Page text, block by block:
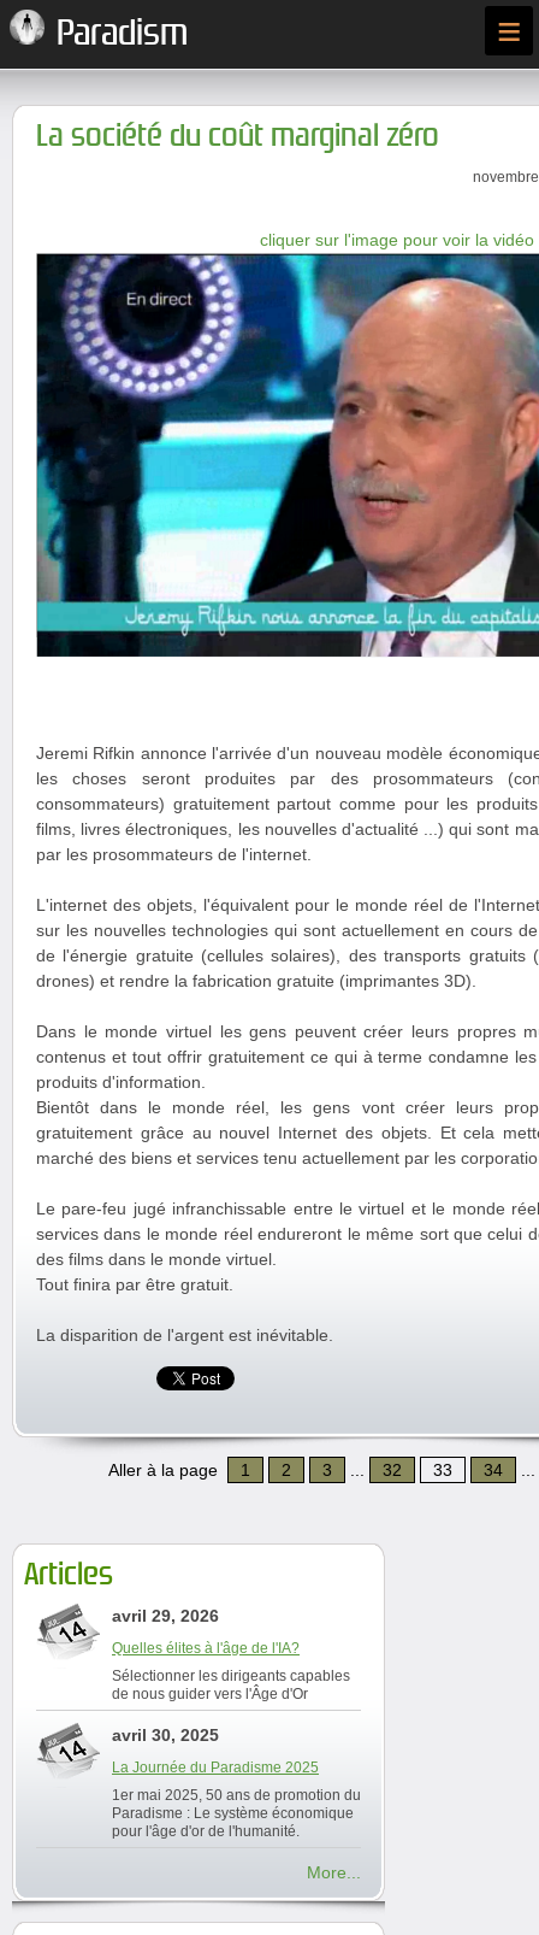
Paradism ≡
La société du coût marginal zéro
cliquer sur l'image pour voir la vidéo
Jeremi Rifkin annonce l'arrivée d'un nouveau modèle
les choses seront produites par des prosommateurs
consommateurs) gratuitement partout comme pour les
films, livres électroniques, les nouvelles d'actualité ...) qui sont
par les prosommateurs de l'internet.
L'internet des objets, l'équivalent pour le monde réel de
sur les nouvelles technologies qui sont actuellement en cours
de l'énergie gratuite (cellules solaires), des transports gratuits
drones) et rendre la fabrication gratuite (imprimantes 3D).
Dans le monde virtuel les gens peuvent créer leurs propres
contenus et tout offrir gratuitement ce qui à terme condamne
produits d'information.
Bientôt dans le monde réel, les gens vont créer leurs
gratuitement grâce au nouvel Internet des objets. Et cela
marché des biens et services tenu actuellement par les
Le pare-feu jugé infranchissable entre le virtuel et le monde
services dans le monde réel endureront le même sort que celui
des films dans le monde virtuel.
Tout finira par être gratuit.
La disparition de l'argent est inévitable.
Aller à la page 1 2 3 32 33 34
Articles
avril 29, 2026
Quelles élites à l'âge de l'IA?
Sélectionner les dirigeants capables
de nous guider vers l'Âge d'Or
avril 30, 2025
La Journée du Paradisme 2025
1er mai 2025, 50 ans de promotion du
Paradisme : Le système économique
pour l'âge d'or de l'humanité.
More...